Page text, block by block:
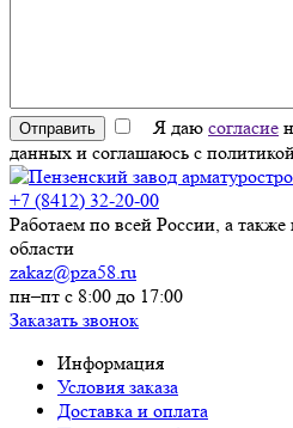
Отправить Я даю согласие
данных и соглашаюсь с
+7 (8412) 32-20-00
Работаем по всей России, а
области
zakaz@pza58.ru
пн–пт с 8:00 до 17:00
Заказать звонок
Информация
Условия заказа
Доставка и оплата